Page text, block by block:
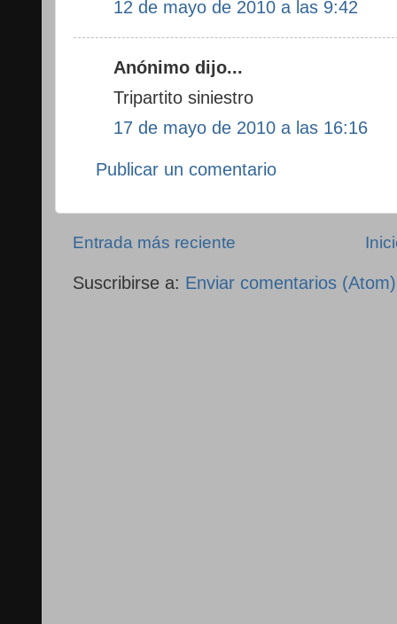
12 de mayo de 2010 a las 9:42
Anónimo dijo...
Tripartito siniestro
17 de mayo de 2010 a las 16:16
Publicar un comentario
Entrada más reciente
Suscribirse a: Enviar comentarios (Atom)